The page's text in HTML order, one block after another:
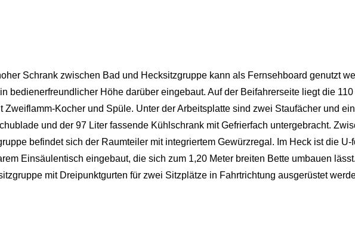
Schrank zwischen Bad und Hecksitzgruppe kann als Fernsehboard genutzt
bedienerfreundlicher Höhe darüber eingebaut. Auf der Beifahrerseite liegt die
Zweiflamm-Kocher und Spüle. Unter der Arbeitsplatte sind zwei Staufächer und
und der 97 Liter fassende Kühlschrank mit Gefrierfach untergebracht.
befindet sich der Raumteiler mit integriertem Gewürzregal. Im Heck ist die
Einsäulentisch eingebaut, die sich zum 1,20 Meter breiten Bette umbauen
mit Dreipunktgurten für zwei Sitzplätze in Fahrtrichtung ausgerüstet